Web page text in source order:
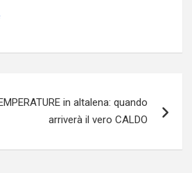
in altalena: quando
arriverà il vero CALDO